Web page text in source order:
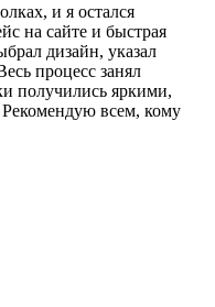
и я остался
на сайте и быстрая
дизайн, указал
процесс занял
получились яркими,
Рекомендую всем, кому